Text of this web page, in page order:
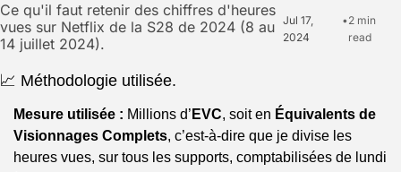
Ce qu'il faut retenir des chiffres d'heures
vues sur Netflix de la S28 de 2024 (8 au
14 juillet 2024).
Jul 17,
2024
•2 min
read
📈 Méthodologie utilisée.
Mesure utilisée : Millions d’ EVC, soit en Équivalents de
Visionnages Complets, c’est-à-dire que je divise les
heures vues, sur tous les supports, comptabilisées de lundi